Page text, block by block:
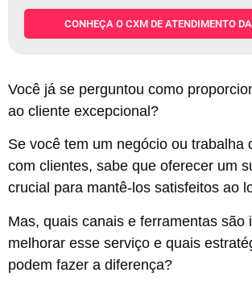
CONHEÇA O CXM DE ATENDIMENTO
Você já se perguntou como
ao cliente excepcional?
Se você tem um negócio ou trabalha
com clientes, sabe que oferecer um
crucial para mantê-los satisfeitos ao
Mas, quais canais e ferramentas são
melhorar esse serviço e quais
podem fazer a diferença?